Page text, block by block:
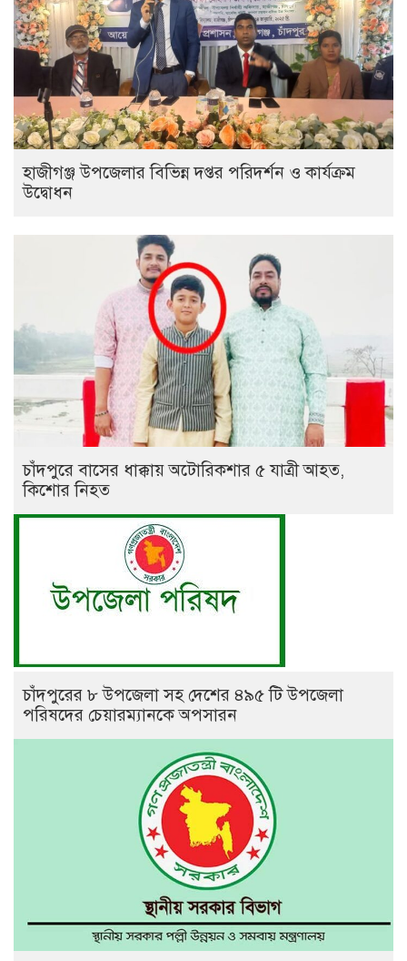
হাজীগঞ্জ উপজেলার বিভিন্ন দপ্তর পরিদর্শন ও কার্যক্রম
উদ্বোধন
চাঁদপুরে বাসের ধাক্কায় অটোরিকশার ৫ যাত্রী আহত,
কিশোর নিহত
চাঁদপুরের ৮ উপজেলা সহ দেশের ৪৯৫ টি উপজেলা
পরিষদের চেয়ারম্যানকে অপসারন